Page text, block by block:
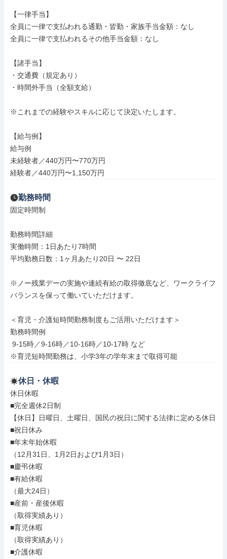
【一律手当】
全員に一律で支払われる通勤・皆勤・家族手当金額：なし
全員に一律で支払われるその他手当金額：なし
【諸手当】
・交通費（規定あり）
・時間外手当（全額支給）
※これまでの経験やスキルに応じて決定いたします。
【給与例】
給与例
未経験者／440万円〜770万円
経験者／440万円〜1,150万円
勤務時間
固定時間制
勤務時間詳細
実働時間：1日あたり7時間
平均勤務日数：1ヶ月あたり20日 〜 22日
※ノー残業デーの実施や連続有給の取得徹底など、ワークライフ
バランスを保って働いていただけます。
＜育児・介護短時間勤務制度もご活用いただけます＞
勤務時間例
※育児短時間勤務は、小学3年の学年末まで取得可能
休日・休暇
休日休暇
■完全週休2日制
【休日】日曜日、土曜日、国民の祝日に関する法律に定める休日
■祝日休み
■年末年始休暇
（12月31日、1月2日および1月3日）
■慶弔休暇
■有給休暇
（最大24日）
■産前・産後休暇
（取得実績あり）
■育児休暇
（取得実績あり）
■介護休暇